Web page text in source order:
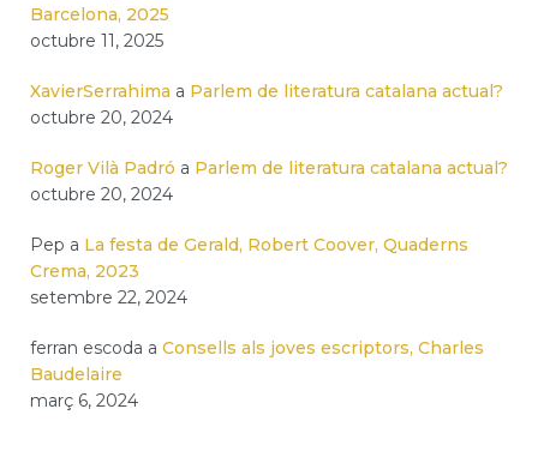
Barcelona, 2025
octubre 11, 2025
XavierSerrahima a Parlem de literatura catalana actual?
octubre 20, 2024
Roger Vilà Padró a Parlem de literatura catalana actual?
octubre 20, 2024
Pep a La festa de Gerald, Robert Coover, Quaderns
Crema, 2023
setembre 22, 2024
ferran escoda a Consells als joves escriptors, Charles
Baudelaire
març 6, 2024